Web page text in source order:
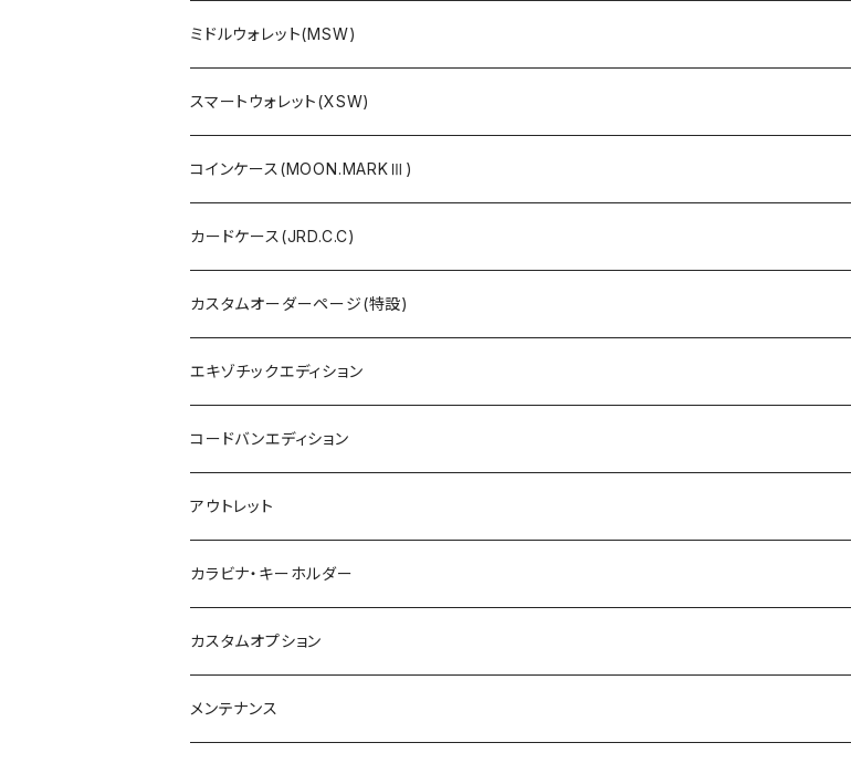
ミドルウォレット(MSW)
スマートウォレット(XSW)
コインケース(MOON.MARKⅢ)
カードケース(JRD.C.C)
カスタムオーダーページ(特設)
エキゾチックエディション
コードバンエディション
アウトレット
カラビナ・キーホルダー
カスタムオプション
メンテナンス